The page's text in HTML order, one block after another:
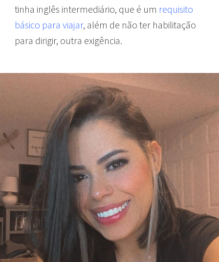
tinha inglês intermediário, que é um requisito
básico para viajar, além de não ter habilitação
para dirigir, outra exigência.